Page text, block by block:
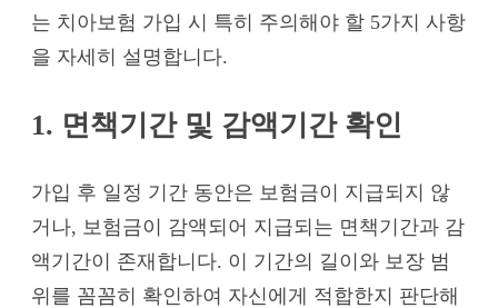
는 치아보험 가입 시 특히 주의해야 할 5가지 사항
을 자세히 설명합니다.
1. 면책기간 및 감액기간 확인
가입 후 일정 기간 동안은 보험금이 지급되지 않
거나, 보험금이 감액되어 지급되는 면책기간과 감
액기간이 존재합니다. 이 기간의 길이와 보장 범
위를 꼼꼼히 확인하여 자신에게 적합한지 판단해